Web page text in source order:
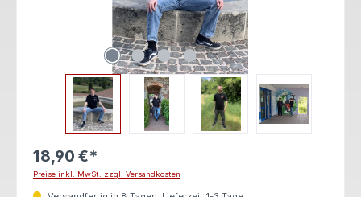
18,90 €*
Preise inkl. MwSt. zzgl. Versandkosten